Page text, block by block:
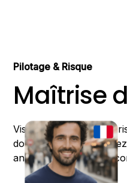
Pilotage & Risque
Maîtrise
Visualisez le niveau de
dossier client.
analyse centralisée et